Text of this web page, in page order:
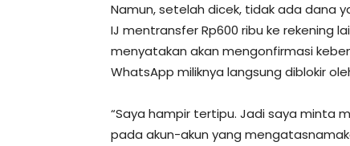
Namun, setelah dicek, tidak ada dana
IJ mentransfer Rp600 ribu ke rekening
menyatakan akan mengonfirmasi
WhatsApp miliknya langsung diblokir
“Saya hampir tertipu. Jadi saya minta
pada akun-akun yang